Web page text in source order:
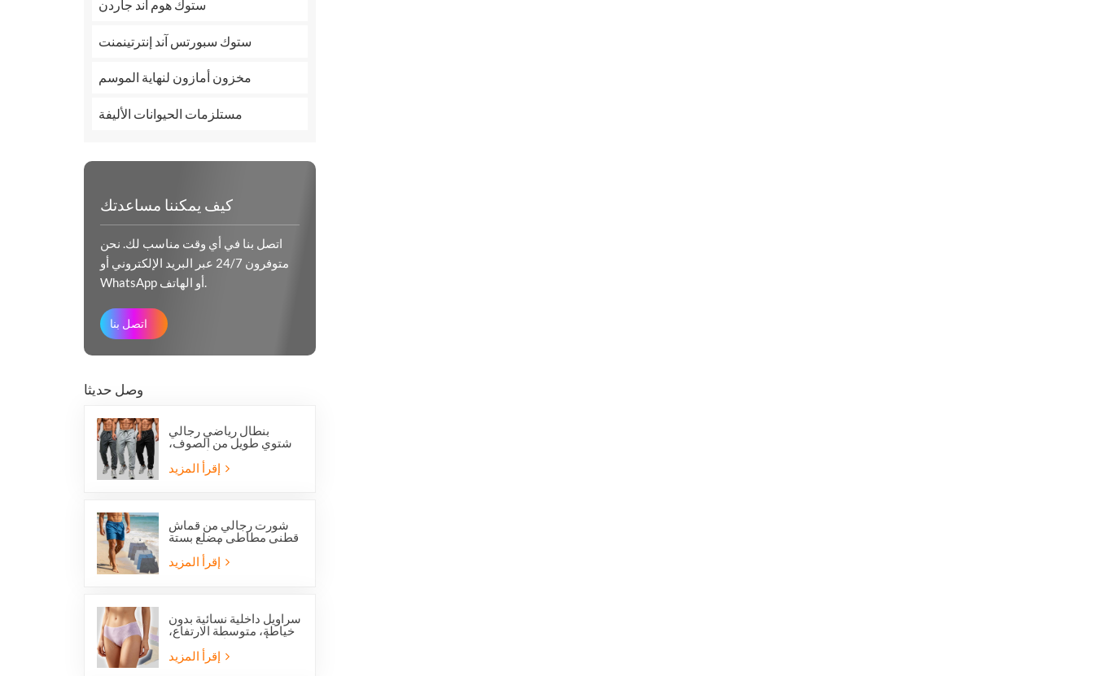
ستوك هوم آند جاردن
ستوك سبورتس آند إنترتينمنت
مخزون أمازون لنهاية الموسم
مستلزمات الحيوانات الأليفة
كيف يمكننا مساعدتك
اتصل بنا في أي وقت مناسب لك. نحن
متوفرون 24/7 عبر البريد الإلكتروني أو
WhatsApp أو الهاتف.
اتصل بنا
وصل حديثا
بنطال رياضي رجالي
شتوي طويل من الصوف،
بقصة عادية، من
أوفرستوك، مناسب للجري
والجري.
شورت رجالي من قماش
قطني مطاطي مضلع بستة
جيوب من أوفرستوك
سراويل داخلية نسائية بدون
خياطة، متوسطة الارتفاع،
من أوفرستوك، مصنوعة
من قماش يسمح بمرور
الهواء، لطيفة على البشرة،